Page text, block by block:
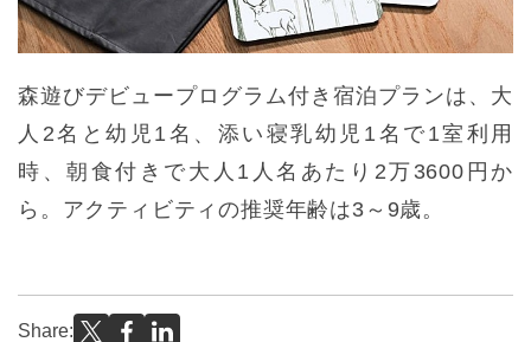
森遊びデビュープログラム付き宿泊プランは、大
人2名と幼児1名、添い寝乳幼児1名で1室利用
時、朝食付きで大人1人名あたり2万3600円か
ら。アクティビティの推奨年齢は3～9歳。
Share: